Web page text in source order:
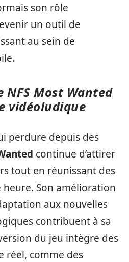
son rôle
un outil de
au sein de
NFS Most Wanted
vidéoludique
perdure depuis des
continue d’attirer
tout en réunissant des
Son amélioration
aux nouvelles
contribuent à sa
du jeu intègre des
réel, comme des